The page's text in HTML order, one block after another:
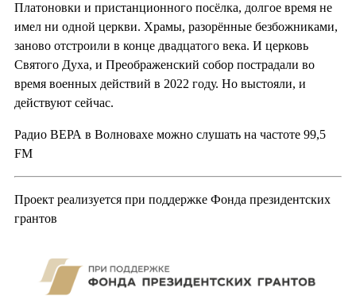
Платоновки и пристанционного посёлка, долгое время не
имел ни одной церкви. Храмы, разорённые безбожниками,
заново отстроили в конце двадцатого века. И церковь
Святого Духа, и Преображенский собор пострадали во
время военных действий в 2022 году. Но выстояли, и
действуют сейчас.
Радио ВЕРА в Волновахе можно слушать на частоте 99,5
FM
Проект реализуется при поддержке Фонда президентских
грантов